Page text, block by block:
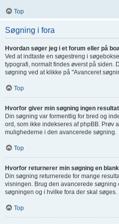
Top
Søgning i fora
Hvordan søger jeg i et forum eller på
Ved at indtaste en søgestreng i
typografi, normalt findes øverst på siden.
søgning ved at klikke på "Avanceret
Top
Hvorfor giver min søgning ingen
Din søgning var formentlig for bred og
ord, som ikke indekseres af phpBB. Prøv
mulighederne i den avancerede søgning.
Top
Hvorfor returnerer min søgning en
Din søgning returnerede for mange
visningen. Brug den avancerede
søgningen og i hvilke fora der skal søges.
Top